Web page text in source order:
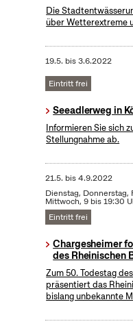
Die
über Wetterextreme
19.5. bis3.6.2022
Eintritt frei
Seeadlerweg in
Informieren Sie sich
Stellungnahme ab.
21.5. bis4.9.2022
Dienstag, Donnerstag,
Mittwoch, 9 bis 19:30
Eintritt frei
Chargesheimer
des Rheinischen
Zum 50. Todestag
präsentiert das
bislang unbekannte